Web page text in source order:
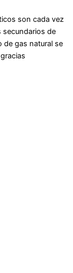
son cada vez
secundarios de
de gas natural se